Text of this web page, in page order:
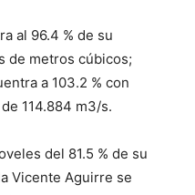
al 96.4 % de su
de metros cúbicos;
a 103.2 % con
114.884 m3/s.
del 81.5 % de su
Vicente Aguirre se